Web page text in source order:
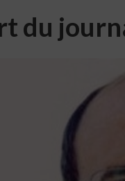
du